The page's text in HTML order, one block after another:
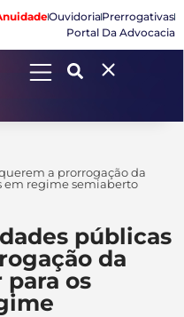
OuvidoriaPrerrogativas
Portal Da Advocacia
a prorrogação da
em regime semiaberto
públicas
da
os